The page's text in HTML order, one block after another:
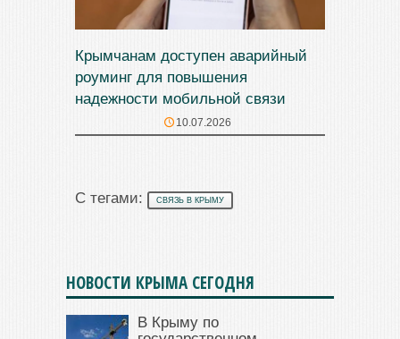
Крымчанам доступен аварийный
роуминг для повышения
надежности мобильной связи
10.07.2026
С тегами: СВЯЗЬ В КРЫМУ
НОВОСТИ КРЫМА СЕГОДНЯ
В Крыму по